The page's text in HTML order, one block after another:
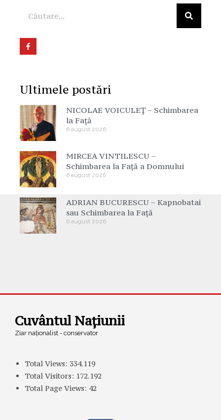
Ultimele postări
NICOLAE VOICULEȚ – Schimbarea
la Față
6 august 2026
MIRCEA VINTILESCU –
Schimbarea la Față a Domnului
6 august 2026
ADRIAN BUCURESCU – Kapnobatai
sau Schimbarea la Față
6 august 2026
Cuvântul Națiunii
Ziar naționalist - conservator
Total Views: 334.119
Total Visitors: 172.192
Total Page Views: 42